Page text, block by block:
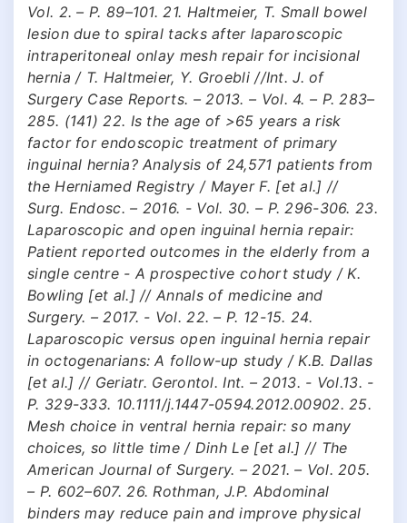
Vol. 2. – P. 89–101. 21. Haltmeier, T. Small bowel
lesion due to spiral tacks after laparoscopic
intraperitoneal onlay mesh repair for incisional
hernia / T. Haltmeier, Y. Groebli //Int. J. of
Surgery Case Reports. – 2013. – Vol. 4. – P. 283–
285. (141) 22. Is the age of >65 years a risk
factor for endoscopic treatment of primary
inguinal hernia? Analysis of 24,571 patients from
the Herniamed Registry / Mayer F. [et al.] //
Surg. Endosc. – 2016. - Vol. 30. – P. 296-306. 23.
Laparoscopic and open inguinal hernia repair:
Patient reported outcomes in the elderly from a
single centre - A prospective cohort study / K.
Bowling [et al.] // Annals of medicine and
Surgery. – 2017. - Vol. 22. – P. 12-15. 24.
Laparoscopic versus open inguinal hernia repair
in octogenarians: A follow-up study / K.B. Dallas
[et al.] // Geriatr. Gerontol. Int. – 2013. - Vol.13. -
P. 329-333. 10.1111/j.1447-0594.2012.00902. 25.
Mesh choice in ventral hernia repair: so many
choices, so little time / Dinh Le [et al.] // The
American Journal of Surgery. – 2021. – Vol. 205.
– P. 602–607. 26. Rothman, J.P. Abdominal
binders may reduce pain and improve physical